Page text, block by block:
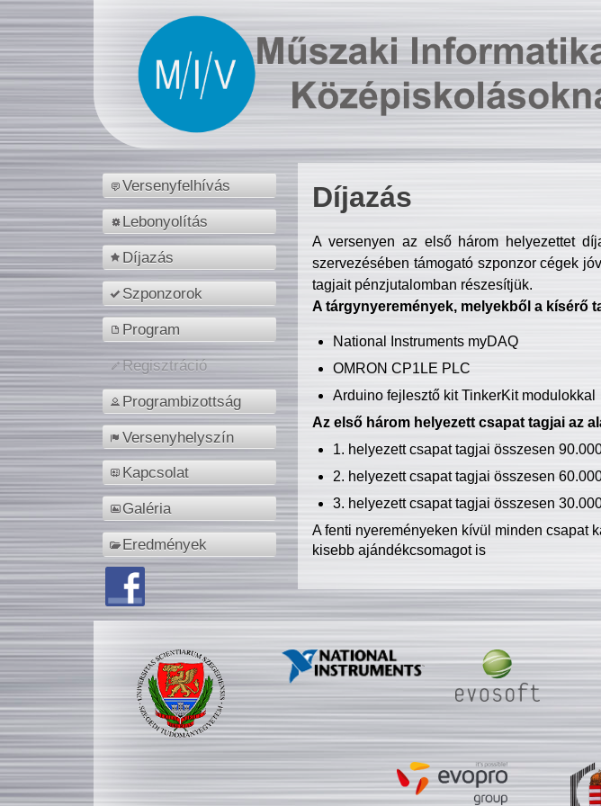
Versenyfelhívás
Lebonyolítás
Díjazás
Szponzorok
Program
Regisztráció
Programbizottság
Versenyhelyszín
Kapcsolat
Galéria
Eredmények
Díjazás
A versenyen az első három helyezettet
szervezésében támogató szponzor cégek
tagjait pénzjutalomban részesítjük.
A tárgynyeremények, melyekből a kísérő
National Instruments myDAQ
OMRON CP1LE PLC
Arduino fejlesztő kit TinkerKit modulokkal
Az első három helyezett csapat tagjai az
1. helyezett csapat tagjai összesen
2. helyezett csapat tagjai összesen
3. helyezett csapat tagjai összesen
A fenti nyereményeken kívül minden csapat
kisebb ajándékcsomagot is